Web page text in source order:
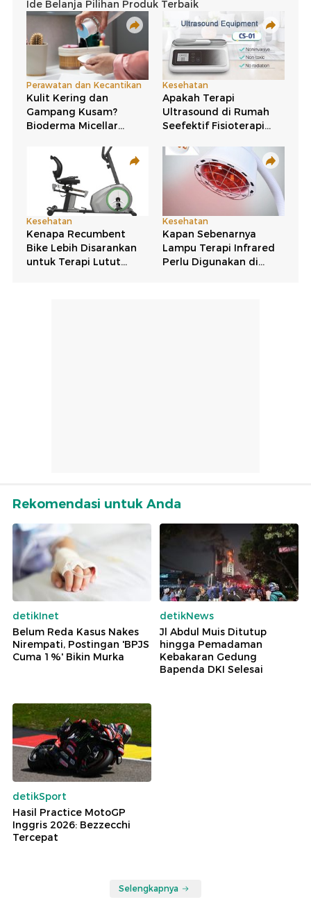
Rekomendasi untuk Anda
detikInet
Belum Reda Kasus Nakes
Nirempati, Postingan 'BPJS
Cuma 1%' Bikin Murka
detikNews
Jl Abdul Muis Ditutup
hingga Pemadaman
Kebakaran Gedung
Bapenda DKI Selesai
detikSport
Hasil Practice MotoGP
Inggris 2026: Bezzecchi
Tercepat
Selengkapnya